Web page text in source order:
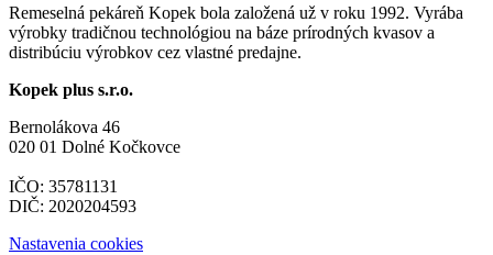
Remeselná pekáreň Kopek bola založená už v roku 1992. Vyrába
výrobky tradičnou technológiou na báze prírodných kvasov a
distribúciu výrobkov cez vlastné predajne.
Kopek plus s.r.o.
Bernolákova 46
020 01 Dolné Kočkovce
IČO: 35781131
DIČ: 2020204593
Nastavenia cookies